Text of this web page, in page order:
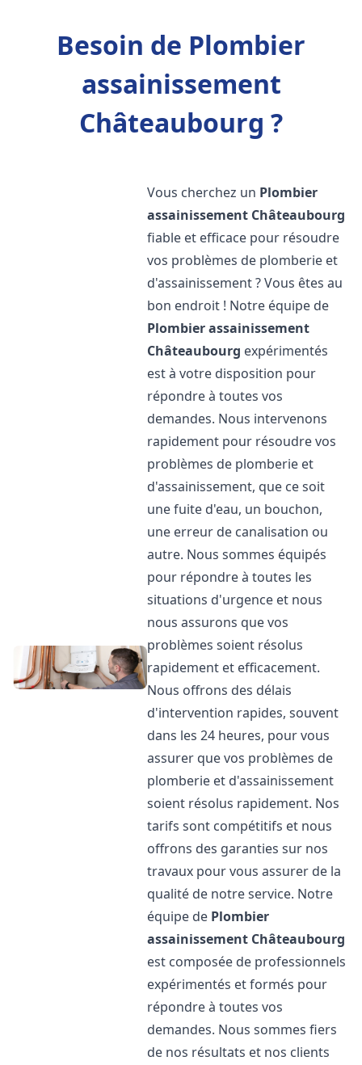
Besoin de Plombier
assainissement
Châteaubourg ?
Vous cherchez un Plombier
assainissement Châteaubourg
fiable et efficace pour résoudre
vos problèmes de plomberie et
d'assainissement ? Vous êtes au
bon endroit ! Notre équipe de
Plombier assainissement
Châteaubourg expérimentés
est à votre disposition pour
répondre à toutes vos
demandes. Nous intervenons
rapidement pour résoudre vos
problèmes de plomberie et
d'assainissement, que ce soit
une fuite d'eau, un bouchon,
une erreur de canalisation ou
autre. Nous sommes équipés
pour répondre à toutes les
situations d'urgence et nous
nous assurons que vos
problèmes soient résolus
rapidement et efficacement.
Nous offrons des délais
d'intervention rapides, souvent
dans les 24 heures, pour vous
assurer que vos problèmes de
plomberie et d'assainissement
soient résolus rapidement. Nos
tarifs sont compétitifs et nous
offrons des garanties sur nos
travaux pour vous assurer de la
qualité de notre service. Notre
équipe de Plombier
assainissement Châteaubourg
est composée de professionnels
expérimentés et formés pour
répondre à toutes vos
demandes. Nous sommes fiers
de nos résultats et nos clients